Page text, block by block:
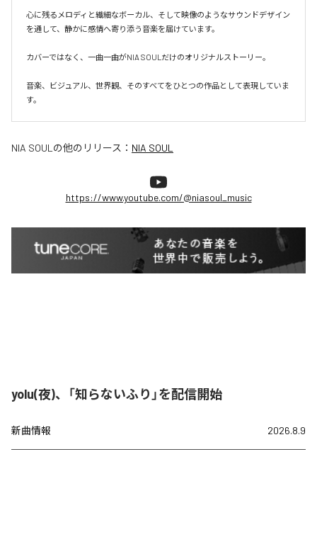
心に残るメロディと繊細なボーカル、そして映像のようなサウンドデザイン
を通して、静かに感情へ寄り添う音楽を届けています。
カバーではなく、一曲一曲がNIA SOULだけのオリジナルストーリー。
音楽、ビジュアル、世界観、そのすべてをひとつの作品として表現していま
す。
NIA SOUL の他のリリース： NIA SOUL
https://www.youtube.com/@niasoul_music
yolu(夜)、「知らないふり」を配信開始
新曲情報 2026.8.9